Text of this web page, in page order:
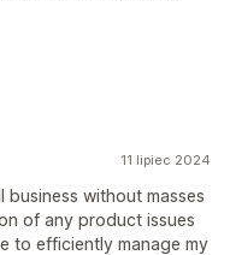
11 lipiec 2024
business without masses
of any product issues
to efficiently manage my